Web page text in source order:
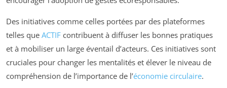
Des initiatives comme celles portées par des plateformes
telles que ACTIF contribuent à diffuser les bonnes pratiques
et à mobiliser un large éventail d’acteurs. Ces initiatives sont
cruciales pour changer les mentalités et élever le niveau de
compréhension de l’importance de l’économie circulaire.